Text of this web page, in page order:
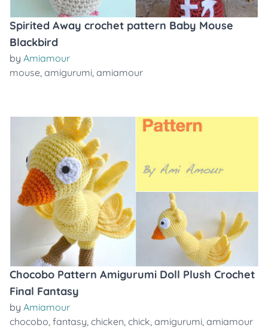
Spirited Away crochet pattern Baby Mouse
Blackbird
by Amiamour
mouse, amigurumi, amiamour
Chocobo Pattern Amigurumi Doll Plush Crochet
Final Fantasy
by Amiamour
chocobo, fantasy, chicken, chick, amigurumi, amiamour